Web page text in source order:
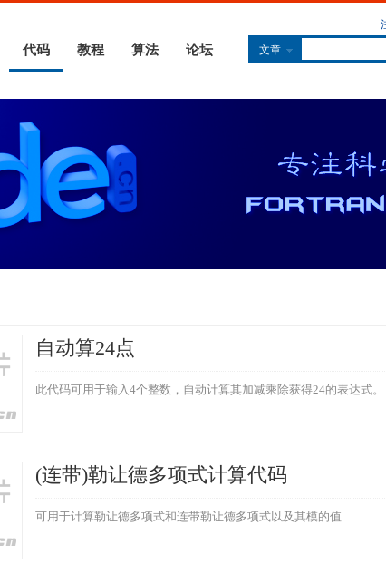
代码 教程 算法 论坛 文章
自动算24点
此代码可用于输入4个整数，自动计算其加减乘除获得24的表达式。
(连带)勒让德多项式计算代码
可用于计算勒让德多项式和连带勒让德多项式以及其模的值